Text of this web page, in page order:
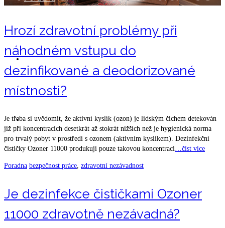
Produkty
Kontakty
Hrozí zdravotní problémy při
náhodném vstupu do
dezinfikované a deodorizované
místnosti?
Je třeba si uvědomit, že aktivní kyslík (ozon) je lidským čichem detekován
již při koncentracích desetkrát až stokrát nižších než je hygienická norma
pro trvalý pobyt v prostředí s ozonem (aktivním kyslíkem). Dezinfekční
čističky Ozoner 11000 produkují pouze takovou koncentraci …číst více
Poradna bezpečnost práce zdravotní nezávadnost
Je dezinfekce čističkami Ozoner
11000 zdravotně nezávadná?